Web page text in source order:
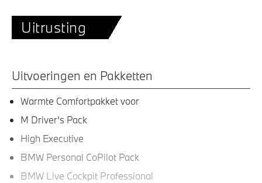
Uitrusting
Uitvoeringen en Pakketten
Warmte Comfortpakket voor
M Driver's Pack
High Executive
BMW Personal CoPilot Pack
BMW Live Cockpit Professional